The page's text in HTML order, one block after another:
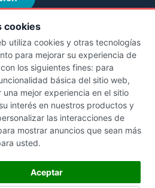
cookies
utiliza cookies y otras tecnologías
para mejorar su experiencia de
los siguientes fines: para
básica del sitio web,
una mejor experiencia en el sitio
interés en nuestros productos y
las interacciones de
mostrar anuncios que sean más
usted.
Aceptar
Andalucía Aragón
Asturias
Cantabria
Castilla-La Mancha
Extremadura Galicia
La Rioja
País Vasco